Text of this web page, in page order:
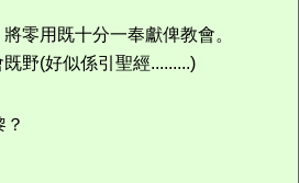
零用既十分一奉獻俾教會。
野(好似係引聖經.........)